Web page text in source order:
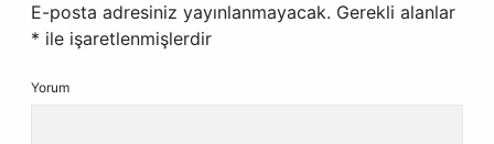
E-posta adresiniz yayınlanmayacak. Gerekli alanlar
* ile işaretlenmişlerdir
Yorum